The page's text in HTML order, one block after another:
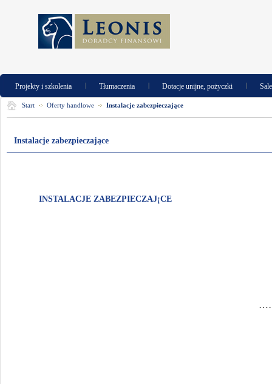
Projekty i szkolenia | Tłumaczenia | Dotacje unijne, pożyczki |
Start Oferty handlowe Instalacje zabezpieczające
Instalacje zabezpieczające
INSTALACJE ZABEZPIECZAJ¡CE